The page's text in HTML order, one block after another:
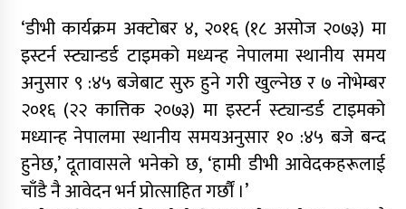
‘डीभी कार्यक्रम अक्टोबर ४, २०१६ (१८ असोज २०७३) मा
इस्टर्न स्ट्यान्डर्ड टाइमको मध्यन्ह नेपालमा स्थानीय समय
अनुसार ९ :४५ बजेबाट सुरु हुने गरी खुल्नेछ र ७ नोभेम्बर
२०१६ (२२ कात्तिक २०७३) मा इस्टर्न स्ट्यान्डर्ड टाइमको
मध्यान्ह नेपालमा स्थानीय समयअनुसार १० :४५ बजे बन्द
हुनेछ,’ दूतावासले भनेको छ, ‘हामी डीभी आवेदकहरूलाई
चाँडै नै आवेदन भर्न प्रोत्साहित गर्छौं ।’